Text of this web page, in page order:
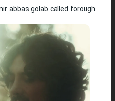
abbas golab called forough